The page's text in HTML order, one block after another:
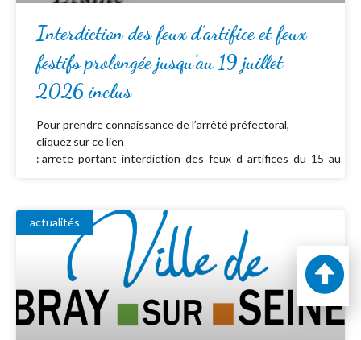
Interdiction des feux d’artifice et feux
festifs prolongée jusqu’au 19 juillet
2026 inclus
Pour prendre connaissance de l’arrêté préfectoral,
cliquez sur ce lien
:
actualités